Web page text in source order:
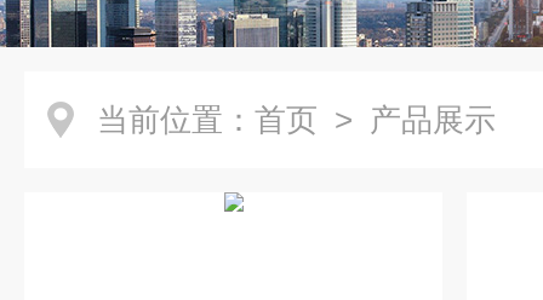
当前位置： 首页 > 产品展示